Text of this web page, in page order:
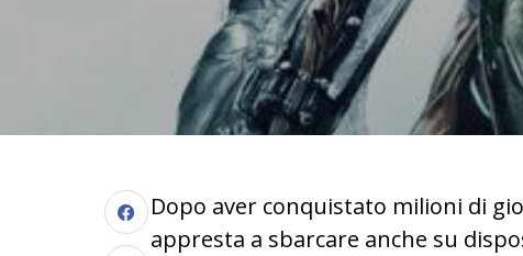
Dopo aver conquistato milioni di
appresta a sbarcare anche su